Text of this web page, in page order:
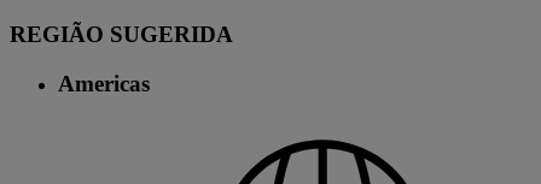
REGIÃO SUGERIDA
Americas